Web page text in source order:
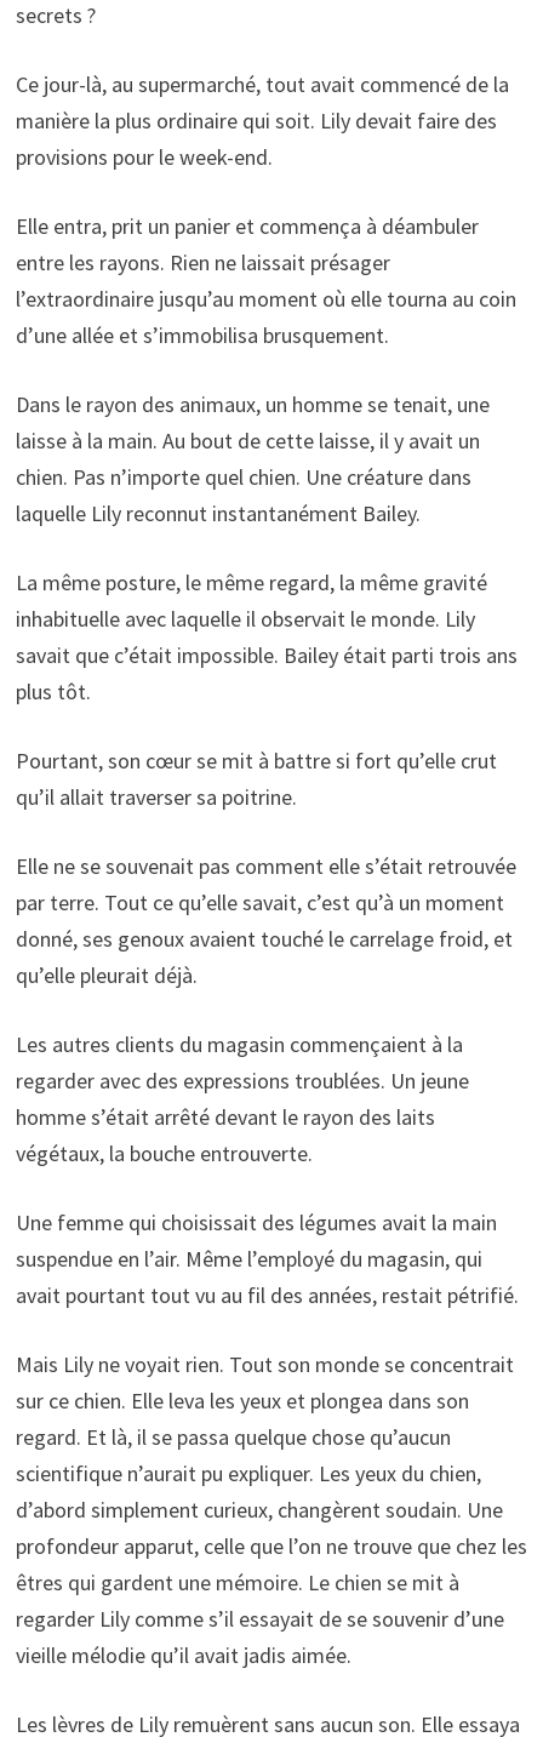
secrets ?
Ce jour-là, au supermarché, tout avait commencé de la
manière la plus ordinaire qui soit. Lily devait faire des
provisions pour le week-end.
Elle entra, prit un panier et commença à déambuler
entre les rayons. Rien ne laissait présager
l’extraordinaire jusqu’au moment où elle tourna au coin
d’une allée et s’immobilisa brusquement.
Dans le rayon des animaux, un homme se tenait, une
laisse à la main. Au bout de cette laisse, il y avait un
chien. Pas n’importe quel chien. Une créature dans
laquelle Lily reconnut instantanément Bailey.
La même posture, le même regard, la même gravité
inhabituelle avec laquelle il observait le monde. Lily
savait que c’était impossible. Bailey était parti trois ans
plus tôt.
Pourtant, son cœur se mit à battre si fort qu’elle crut
qu’il allait traverser sa poitrine.
Elle ne se souvenait pas comment elle s’était retrouvée
par terre. Tout ce qu’elle savait, c’est qu’à un moment
donné, ses genoux avaient touché le carrelage froid, et
qu’elle pleurait déjà.
Les autres clients du magasin commençaient à la
regarder avec des expressions troublées. Un jeune
homme s’était arrêté devant le rayon des laits
végétaux, la bouche entrouverte.
Une femme qui choisissait des légumes avait la main
suspendue en l’air. Même l’employé du magasin, qui
avait pourtant tout vu au fil des années, restait pétrifié.
Mais Lily ne voyait rien. Tout son monde se concentrait
sur ce chien. Elle leva les yeux et plongea dans son
regard. Et là, il se passa quelque chose qu’aucun
scientifique n’aurait pu expliquer. Les yeux du chien,
d’abord simplement curieux, changèrent soudain. Une
profondeur apparut, celle que l’on ne trouve que chez les
êtres qui gardent une mémoire. Le chien se mit à
regarder Lily comme s’il essayait de se souvenir d’une
vieille mélodie qu’il avait jadis aimée.
Les lèvres de Lily remuèrent sans aucun son. Elle essaya